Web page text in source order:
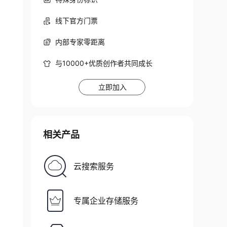
mybatis.org/dtd/mybatis-3-config.dtd"
&amp;
线下官方门票
内部专家零距离
与10000+优质创作者共同成长
立即加入
相关产品
云搜索服务
专属企业存储服务